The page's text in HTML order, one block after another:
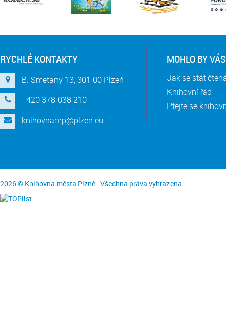
RYCHLÉ KONTAKTY
B. Smetany 13, 301 00 Plzeň
+420 378 038 210
knihovnamp@plzen.eu
MOHLO BY
Jak se stát
Knihovní řád
Ptejte se
2026 © Knihovna města Plzně - Všechna práva vyhrazena